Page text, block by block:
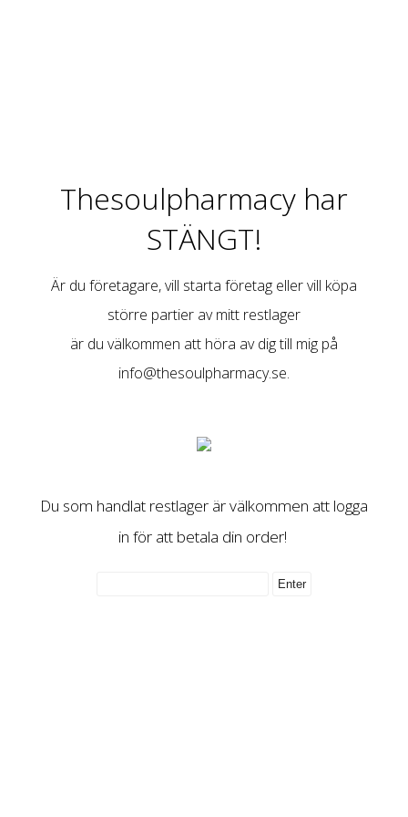
Thesoulpharmacy har
STÄNGT!
Är du företagare, vill starta företag eller vill köpa
större partier av mitt restlager
är du välkommen att höra av dig till mig på
info@thesoulpharmacy.se.
Du som handlat restlager är välkommen att logga
in för att betala din order!